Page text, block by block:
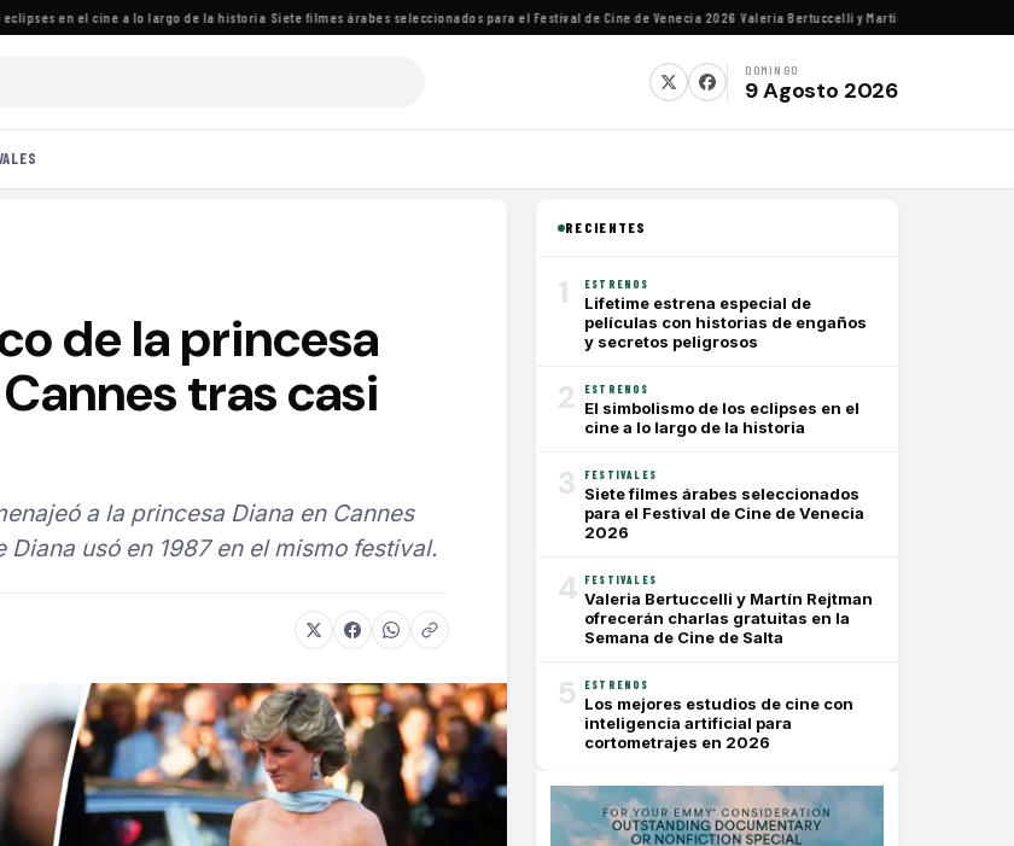
en el cine a lo largo de la historia·Siete filmes árabes seleccionados para el Festival de Cine de Venecia 2026·Valeria Bertuccelli y Martín Rejtman ofrecerán
DOMINGO
9 Agosto 2026
de la princesa
tras casi
a la princesa Diana en Cannes
usó en 1987 en el mismo festival.
RECIENTES
1 ESTRENOS
Lifetime estrena especial de
películas con historias de engaños
y secretos peligrosos
2 ESTRENOS
El simbolismo de los eclipses en el
cine a lo largo de la historia
3 FESTIVALES
Siete filmes árabes seleccionados
para el Festival de Cine de Venecia
2026
4 FESTIVALES
Valeria Bertuccelli y Martín Rejtman
ofrecerán charlas gratuitas en la
Semana de Cine de Salta
5 ESTRENOS
Los mejores estudios de cine con
inteligencia artificial para
cortometrajes en 2026